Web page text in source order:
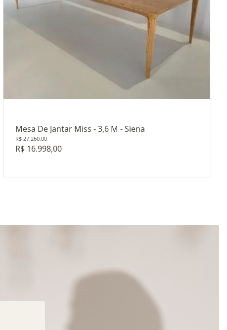
Mesa De Jantar Miss - 3,6 M - Siena
R$ 27.260,00
R$ 16.998,00